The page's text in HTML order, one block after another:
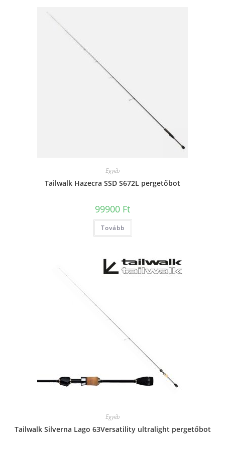
Egyéb
Tailwalk Hazecra SSD S672L pergetőbot
99900 Ft
Tovább
Egyéb
Tailwalk Silverna Lago 63Versatility ultralight pergetőbot